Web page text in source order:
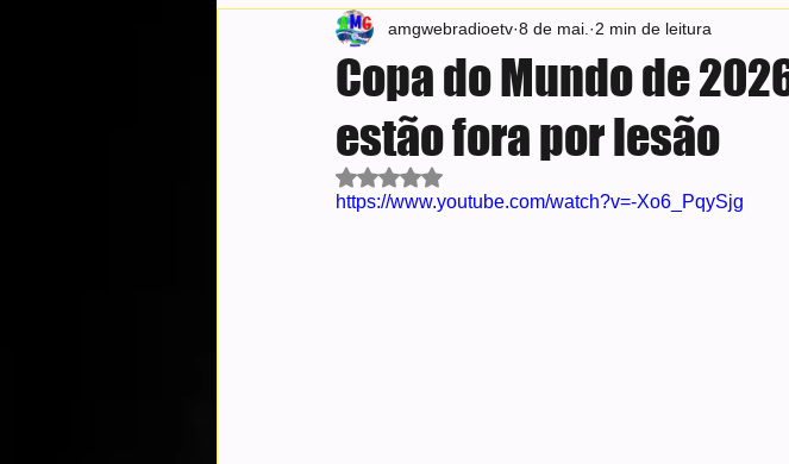
Copa do Mundo de
estão fora por lesão
amgwebradioetv 8 de mai. 2 min de leitura
Avaliado com NaN de 5 estrelas.
https://www.youtube.com/watch?v=-Xo6_PqySjg